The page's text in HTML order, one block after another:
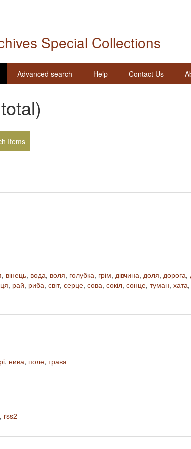
Special Collections
Advanced search Help Contact Us
Items
, вінець, вода, воля, голубка, грім, дівчина, доля, дорога,
, рай, риба, світ, серце, сова, сокіл, сонце, туман, хата,
, нива, поле, трава
, rss2